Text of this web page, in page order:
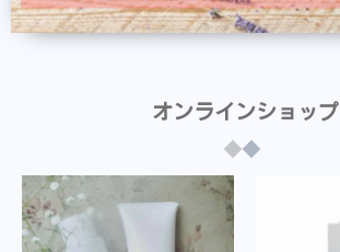
オンラインショップ